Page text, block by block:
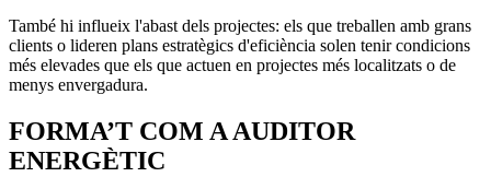
També hi influeix l'abast dels projectes: els que treballen amb grans
clients o lideren plans estratègics d'eficiència solen tenir condicions
més elevades que els que actuen en projectes més localitzats o de
menys envergadura.
FORMA’T COM A AUDITOR
ENERGÈTIC